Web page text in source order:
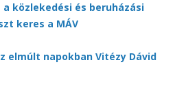
közlekedési és beruházási
keres a MÁV
elmúlt napokban Vitézy Dávid